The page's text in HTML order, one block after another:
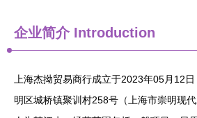
企业简介 Introduction
上海杰拗贸易商行成立于2023年05月12
明区城桥镇聚训村258号（上海市崇明现